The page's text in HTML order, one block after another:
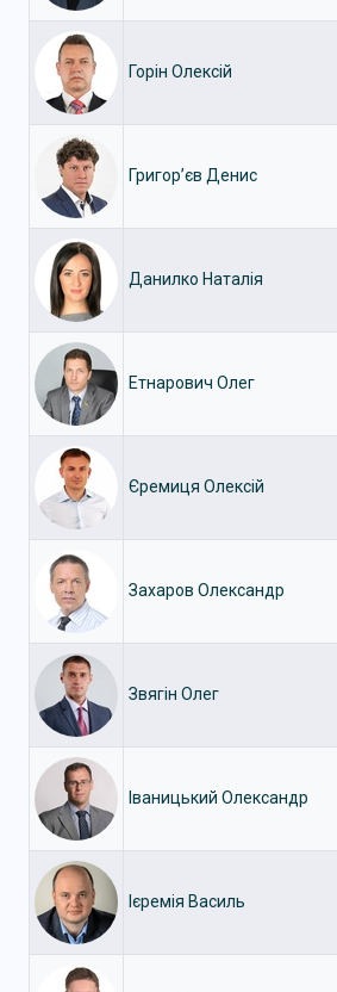
Горін Олексій
Григор’єв Денис
Данилко Наталія
Етнарович Олег
Єремиця Олексій
Захаров Олександр
Звягін Олег
Іваницький Олександр
Ієремія Василь